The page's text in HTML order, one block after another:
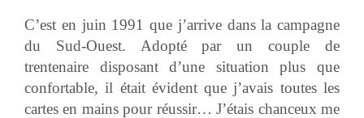
C’est en juin 1991 que j’arrive dans la campagne
du Sud-Ouest. Adopté par un couple de
trentenaire disposant d’une situation plus que
confortable, il était évident que j’avais toutes les
cartes en mains pour réussir… J’étais chanceux me